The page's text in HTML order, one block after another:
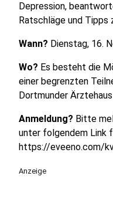
Depression,
Ratschläge und Tipps
Wann? Dienstag, 16.
Wo? Es besteht die
einer begrenzten
Dortmunder
Anmeldung? Bitte
unter folgendem Link
https://eveeno.com/
Anzeige